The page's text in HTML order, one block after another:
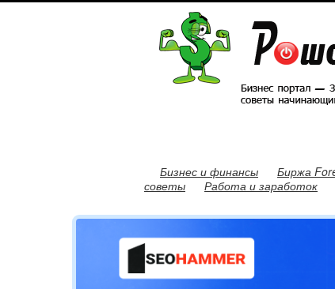
Бизнес и финансы Биржа
советы
Работа и заработок